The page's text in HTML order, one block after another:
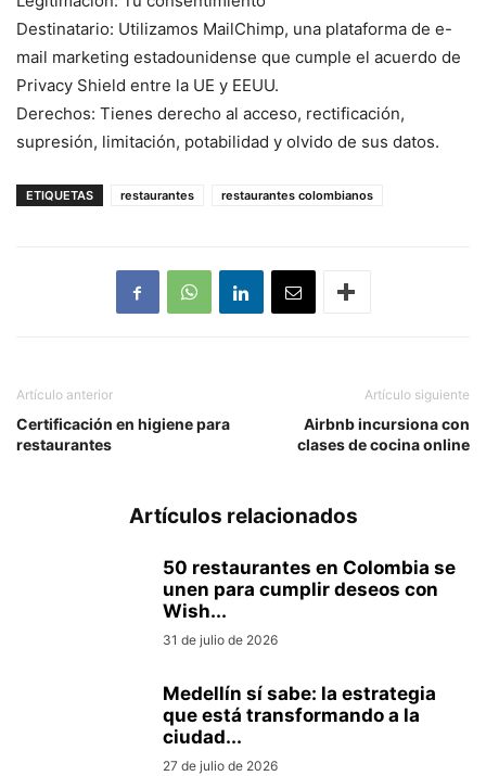
Destinatario: Utilizamos MailChimp, una plataforma de e-
mail marketing estadounidense que cumple el acuerdo de
Privacy Shield entre la UE y EEUU.
Derechos: Tienes derecho al acceso, rectificación,
supresión, limitación, potabilidad y olvido de sus datos.
ETIQUETAS restaurantes restaurantes colombianos
Artículo anterior
Certificación en higiene para
restaurantes
Artículo siguiente
Airbnb incursiona con
clases de cocina online
Artículos relacionados
50 restaurantes en Colombia se
unen para cumplir deseos con
Wish...
31 de julio de 2026
Medellín sí sabe: la estrategia
que está transformando a la
ciudad...
27 de julio de 2026